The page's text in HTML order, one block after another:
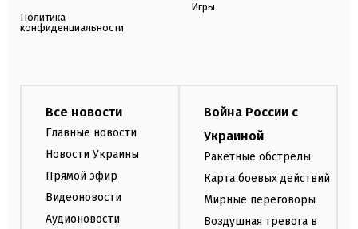
Политика
конфиденциальности
Игры
Все новости
Главные новости
Новости Украины
Прямой эфир
Видеоновости
Аудионовости
Война России с
Украиной
Ракетные обстрелы
Карта боевых действий
Мирные переговоры
Воздушная тревога в